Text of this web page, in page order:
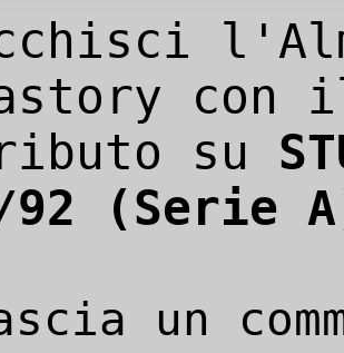
con
su
92 (Serie
un